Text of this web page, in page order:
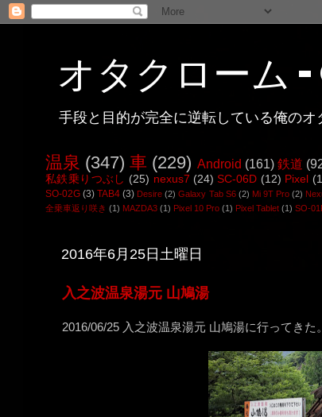
オタクローム
手段と目的が完全に逆転している俺のオ
温泉 (347) 車 (229) Android (161) 鉄道
私鉄乗りつぶし (25) nexus7 (24) SC-06D (12) Pixel
SO-02G (3) TAB4 (3) Desire (2) Galaxy Tab S6 (2) Mi 9T Pro (2)
全乗車返り咲き (1) MAZDA3 (1) Pixel 10 Pro (1) Pixel Tablet (1) SO-
2016年6月25日土曜日
入之波温泉湯元 山鳩湯
2016/06/25 入之波温泉湯元 山鳩湯に行ってきた。